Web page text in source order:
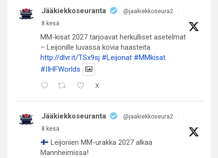
Jääkiekkoseuranta @jaakiekkoseura2
·
8 kesä
MM-kisat 2027 tarjoavat herkulliset asetelmat
– Leijonille luvassa kovia haasteita
http://dlvr.it/TSx9sj #Leijonat #MMkisat
#IIHFWorlds
X
Jääkiekkoseuranta @jaakiekkoseura2
·
8 kesä
Leijonien MM-urakka 2027 alkaa
Mannheimissa!